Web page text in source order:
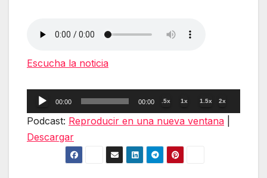
Escucha la noticia
Reproductor
de
00:00 00:00 .5x 1x 1.5x 2x
Podcast: Reproducir en una nueva ventana
Descargar